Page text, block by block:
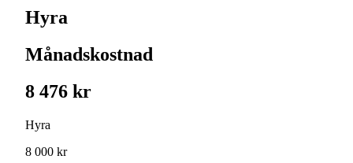
Hyra
Månadskostnad
8 476 kr
Hyra
8 000 kr